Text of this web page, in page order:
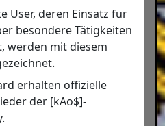
User, deren Ein­satz für
beson­de­re Tätig­kei­ten
wer­den mit die­sem
erhal­ten offi­zi­el­le
der [kAo$]-